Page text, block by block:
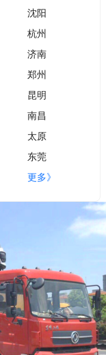
沈阳
杭州
济南
郑州
昆明
南昌
太原
东莞
更多》